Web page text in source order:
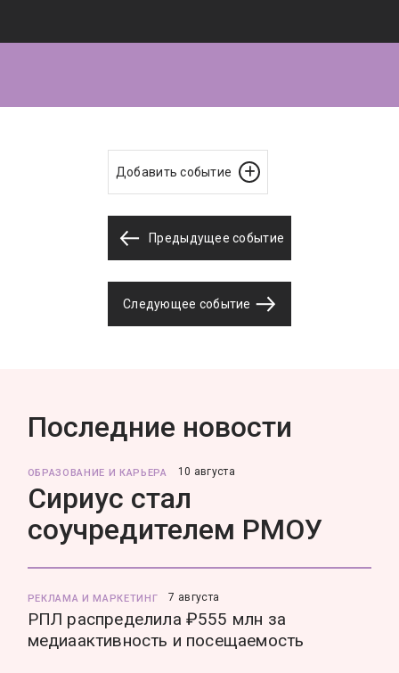
Добавить событие
Предыдущее событие
Следующее событие
Последние новости
ОБРАЗОВАНИЕ И КАРЬЕРА 10 августа
Сириус стал
соучредителем РМОУ
РЕКЛАМА И МАРКЕТИНГ 7 августа
РПЛ распределила ₽555 млн за
медиаактивность и посещаемость